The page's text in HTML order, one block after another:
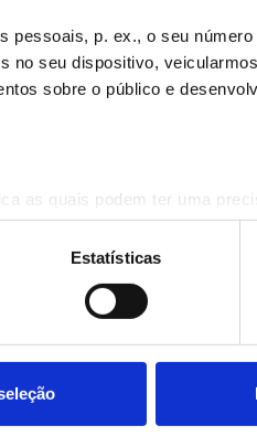
pessoais, p. ex., o seu número
no seu dispositivo,
sobre o público e
as quais podem ter uma
características específicas
e defina as suas
da Declaração de Cookies.
do site com os nossos
que lhes forneceu
Estatísticas